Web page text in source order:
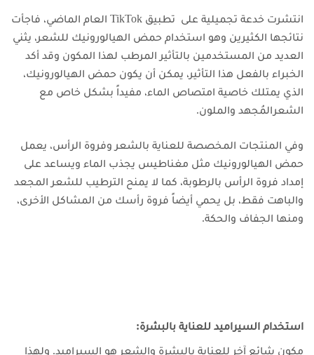
انتشرت خدعة تجميلية على تطبيق TikTok العام الماضي، فاجأت
نتائجها الكثيرين وهو استخدام حمض الهيالورونيك للشعر، يثني
العديد من المستخدمين بالتأثير المرطب لهذا المكون وقد أكد
الخبراء بالفعل هذا التأثير، يمكن أن يكون حمض الهيالورونيك،
الذي يمتلك خاصية امتصاص الماء، مفيداً بشكل خاص مع
الشعرالمُجهد والملون.
وفي المنتجات المخصصة للعناية بالشعر وفروة الرأس، يعمل
حمض الهيالورونيك مثل مغناطيس يجذب الماء ويساعد على
إمداد فروة الرأس بالرطوبة، كما لا يمنح الترطيب للشعر المجعد
والباهت فقط، بل يحمي أيضاً فروة رأسك من المشاكل الأخرى،
ومنها الجفاف والحكة.
استخدام السيراميد للعناية بالبشرة:
مكون شائع آخر للعناية بالبشرة والشعر هو السيراميد. ولهذا